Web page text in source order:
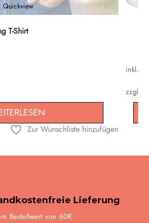
Quickview
T-Shirt
Zur Wunschliste hinzufügen
inkl.
zzgl.
mehrere
auf.
der
Lieferung
Bestellwert von 60€.